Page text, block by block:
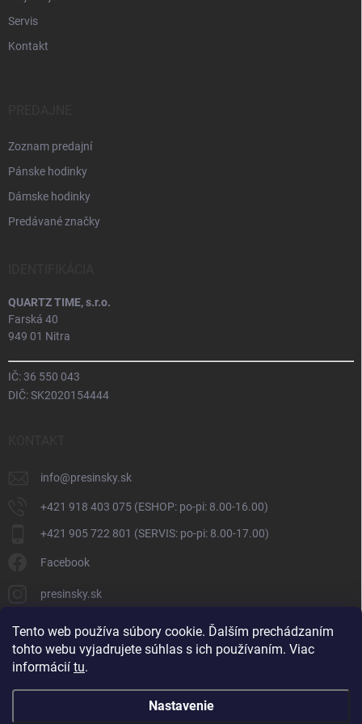
Tento web používa súbory cookie. Ďalším prechádzaním
tohto webu vyjadrujete súhlas s ich používaním. Viac
informácií tu.
Nastavenie
Servis
Kontakt
Zoznam predajní
Pánske hodinky
Dámske hodinky
Predávané značky
QUARTZ TIME, s.r.o.
Farská 40
949 01 Nitra
IČ: 36 550 043
DIČ: SK2020154444
info@presinsky.sk
+421 918 403 075 (ESHOP: po-pi: 8.00-16.00)
+421 905 722 801 (SERVIS: po-pi: 8.00-17.00)
Facebook
presinsky.sk